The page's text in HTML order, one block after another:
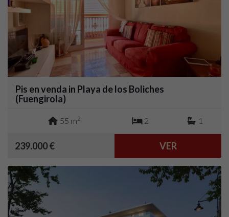
Pis en venda in Playa de los Boliches
(Fuengirola)
55 m2 2 1
239.000 € VER